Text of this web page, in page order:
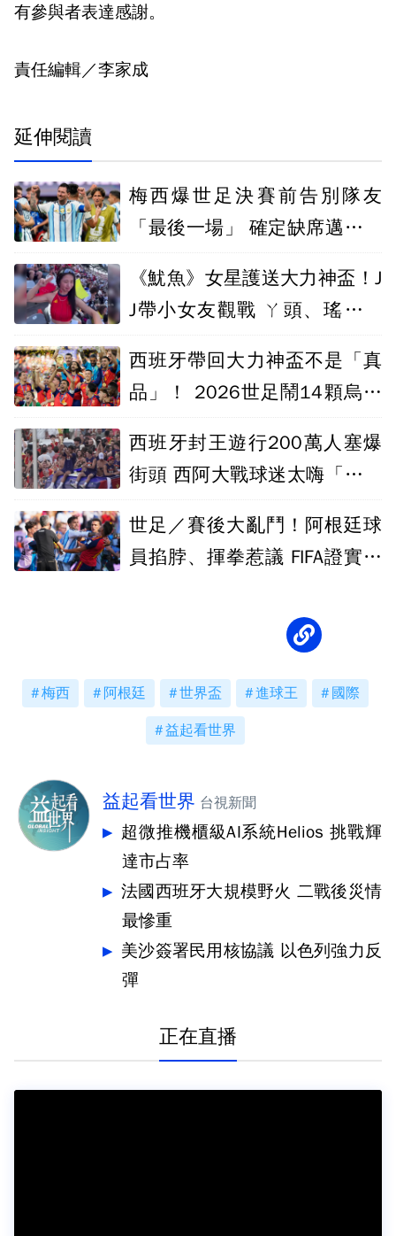
有參與者表達感謝。
責任編輯／李家成
延伸閱讀
梅西爆世足決賽前告別隊友
「最後一場」 確定缺席邁阿密
《魷魚》女星護送大力神盃！J
J帶小女友觀戰 ㄚ頭、瑤瑤現
西班牙帶回大力神盃不是「真
品」！ 2026世足鬧14顆烏龍
西班牙封王遊行200萬人塞爆
街頭 西阿大戰球迷太嗨「偵測
世足／賽後大亂鬥！阿根廷球
員掐脖、揮拳惹議 FIFA證實將
梅西 阿根廷 世界盃 進球王 國際
益起看世界
益起看世界 台視新聞
超微推機櫃級AI系統Helios 挑戰輝
達市占率
法國西班牙大規模野火 二戰後災情
最慘重
美沙簽署民用核協議 以色列強力反
彈
正在直播